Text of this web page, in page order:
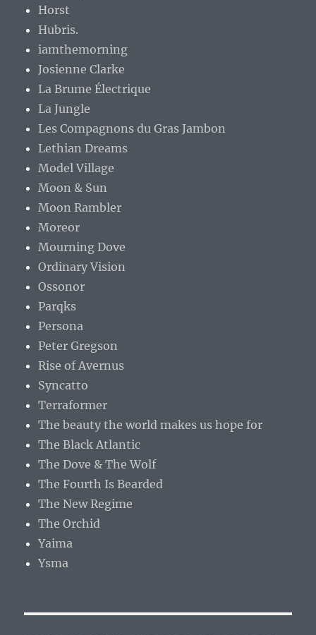
Horst
Hubris.
iamthemorning
Josienne Clarke
La Brume Électrique
La Jungle
Les Compagnons du Gras Jambon
Lethian Dreams
Model Village
Moon & Sun
Moon Rambler
Moreor
Mourning Dove
Ordinary Vision
Ossonor
Parqks
Persona
Peter Gregson
Rise of Avernus
Syncatto
Terraformer
The beauty the world makes us hope for
The Black Atlantic
The Dove & The Wolf
The Fourth Is Bearded
The New Regime
The Orchid
Yaima
Ysma